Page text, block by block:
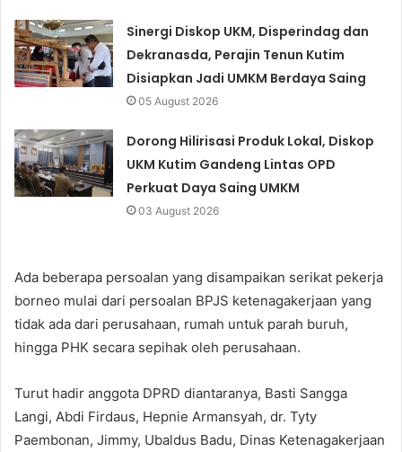
Sinergi Diskop UKM, Disperindag dan
Dekranasda, Perajin Tenun Kutim
Disiapkan Jadi UMKM Berdaya Saing
05 August 2026
Dorong Hilirisasi Produk Lokal, Diskop
UKM Kutim Gandeng Lintas OPD
Perkuat Daya Saing UMKM
03 August 2026
Ada beberapa persoalan yang disampaikan serikat pekerja
borneo mulai dari persoalan BPJS ketenagakerjaan yang
tidak ada dari perusahaan, rumah untuk parah buruh,
hingga PHK secara sepihak oleh perusahaan.
Turut hadir anggota DPRD diantaranya, Basti Sangga
Langi, Abdi Firdaus, Hepnie Armansyah, dr. Tyty
Paembonan, Jimmy, Ubaldus Badu, Dinas Ketenagakerjaan